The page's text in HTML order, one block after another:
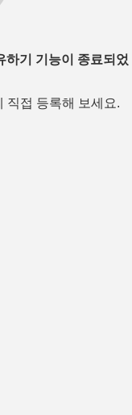
기 기능이 종료되었
직접 등록해 보세요.